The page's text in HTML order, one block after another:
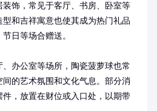
装饰，常见于客厅、书房、卧室等
和吉祥寓意也使其成为热门礼品
日等场合赠送。
办公室等场所，陶瓷菠萝球也常
的艺术氛围和文化气息。部分消
，放置在财位或入口处，以期带